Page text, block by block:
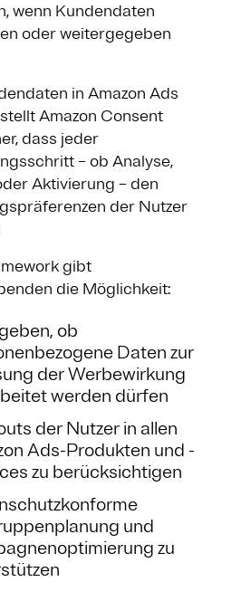
wenn Kundendaten
oder weitergegeben
in Amazon Ads
Amazon Consent
dass jeder
– ob Analyse,
Aktivierung – den
der Nutzer
gibt
die Möglichkeit:
ob
Daten zur
der Werbewirkung
werden dürfen
der Nutzer in allen
Ads-Produkten und -
zu berücksichtigen
und
zu